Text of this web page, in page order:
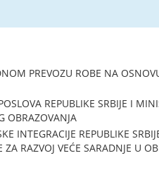
PREVOZU ROBE NA
REPUBLIKE SRBIJE I
OBRAZOVANJA
INTEGRACIJE REPUBLIKE
RAZVOJ VEĆE SARADNJE U